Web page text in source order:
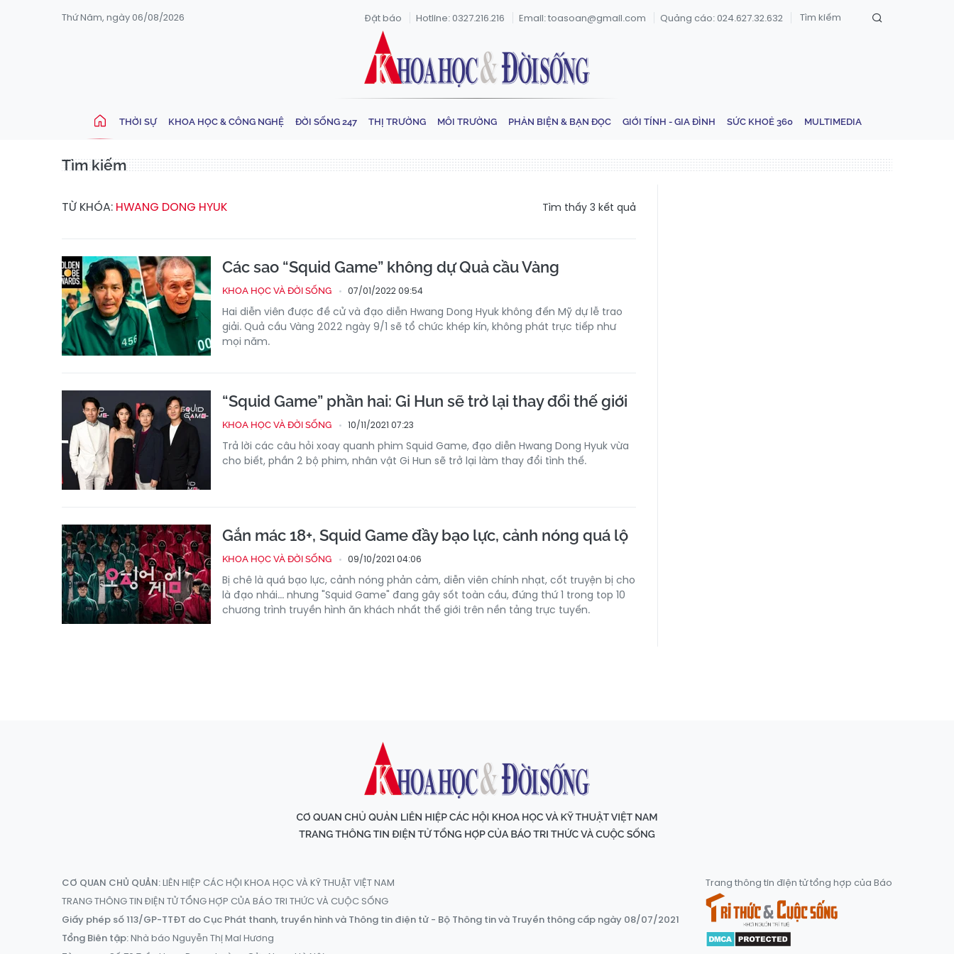
Thứ Năm, ngày 06/08/2026 Đặt báo Hotline: 0327.216.216 Email: toasoan@gmail.com Quảng cáo: 024.627.32.632
THỜI SỰ KHOA HỌC & CÔNG NGHỆ ĐỜI SỐNG 247 THỊ TRƯỜNG MÔI TRƯỜNG PHẢN BIỆN & BẠN ĐỌC GIỚI TÍNH - GIA ĐÌNH SỨC KHOẺ 360 MULTIMEDIA
Tìm kiếm
TỪ KHÓA: HWANG DONG HYUK Tìm thấy 3 kết quả
Các sao “Squid Game” không dự Quả cầu Vàng
KHOA HỌC VÀ ĐỜI SỐNG 07/01/2022 09:54
Hai diễn viên được đề cử và đạo diễn Hwang Dong Hyuk không đến Mỹ dự lễ trao
giải. Quả cầu Vàng 2022 ngày 9/1 sẽ tổ chức khép kín, không phát trực tiếp như
mọi năm.
“Squid Game” phần hai: Gi Hun sẽ trở lại thay đổi thế giới
KHOA HỌC VÀ ĐỜI SỐNG 10/11/2021 07:23
Trả lời các câu hỏi xoay quanh phim Squid Game, đạo diễn Hwang Dong Hyuk vừa
cho biết, phần 2 bộ phim, nhân vật Gi Hun sẽ trở lại làm thay đổi tình thế.
Gắn mác 18+, Squid Game đầy bạo lực, cảnh nóng quá lộ
KHOA HỌC VÀ ĐỜI SỐNG 09/10/2021 04:06
Bị chê là quá bạo lực, cảnh nóng phản cảm, diễn viên chính nhạt, cốt truyện bị cho
là đạo nhái... nhưng "Squid Game" đang gây sốt toàn cầu, đứng thứ 1 trong top 10
chương trình truyền hình ăn khách nhất thế giới trên nền tảng trực tuyến.
CƠ QUAN CHỦ QUẢN:LIÊN HIỆP CÁC HỘI KHOA HỌC VÀ KỸ THUẬT VIỆT NAM
TRANG THÔNG TIN ĐIỆN TỬ TỔNG HỢP CỦA BÁO TRI THỨC VÀ CUỘC SỐNG
Giấy phép số 113/GP-TTĐT do Cục Phát thanh, truyền hình và Thông tin điện tử - Bộ Thông tin và Truyền thông cấp ngày 08/07/2021
Tổng Biên tập:Nhà báo Nguyễn Thị Mai Hương
Trang thông tin điện tử tổng hợp của Báo